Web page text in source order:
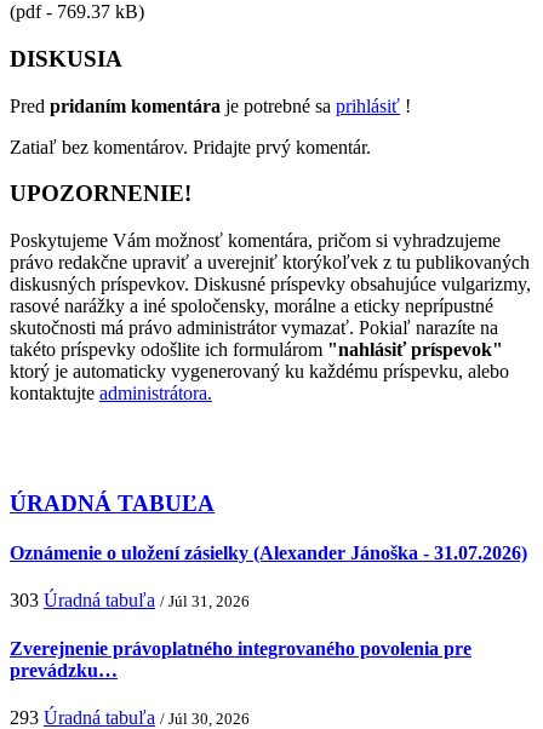
(pdf - 769.37 kB)
DISKUSIA
Pred pridaním komentára je potrebné sa prihlásiť !
Zatiaľ bez komentárov. Pridajte prvý komentár.
UPOZORNENIE!
Poskytujeme Vám možnosť komentára, pričom si vyhradzujeme
právo redakčne upraviť a uverejniť ktorýkoľvek z tu publikovaných
diskusných príspevkov. Diskusné príspevky obsahujúce vulgarizmy,
rasové narážky a iné spoločensky, morálne a eticky neprípustné
skutočnosti má právo administrátor vymazať. Pokiaľ narazíte na
takéto príspevky odošlite ich formulárom "nahlásiť príspevok"
ktorý je automaticky vygenerovaný ku každému príspevku, alebo
kontaktujte administrátora.
ÚRADNÁ TABUĽA
Oznámenie o uložení zásielky (Alexander Jánoška - 31.07.2026)
303 Úradná tabuľa / Júl 31, 2026
Zverejnenie právoplatného integrovaného povolenia pre
prevádzku…
293 Úradná tabuľa / Júl 30, 2026